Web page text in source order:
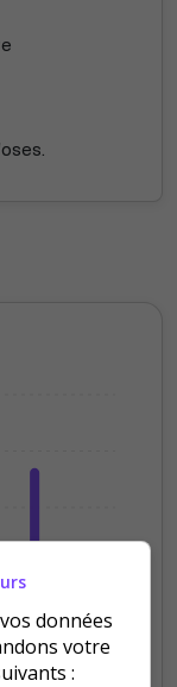
Lundi
données
votre
: